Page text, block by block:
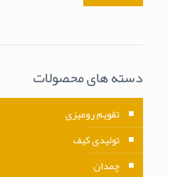
دسته های محصولات
تقویم رومیزی
تولیدی کیف
چمدان